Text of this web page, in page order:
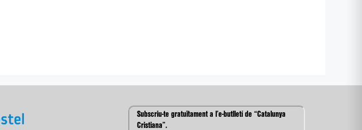
Subscriu-te gratuïtament a l’e-butlletí de “Catalunya
Cristiana”.